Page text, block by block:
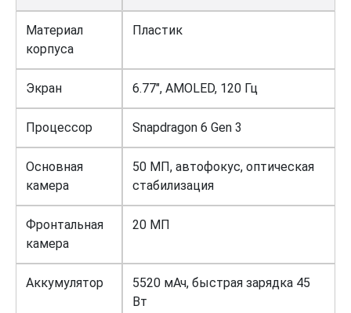
Материал
корпуса
Пластик
Экран 6.77″, AMOLED, 120 Гц
Процессор Snapdragon 6 Gen 3
Основная
камера
50 МП, автофокус, оптическая
стабилизация
Фронтальная
камера
20 МП
Аккумулятор
5520 мАч, быстрая зарядка 45
Вт